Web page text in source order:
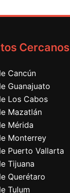
Cercanos
Cancún
Guanajuato
Los Cabos
Mazatlán
Mérida
Monterrey
Puerto Vallarta
Tijuana
Querétaro
Tulum